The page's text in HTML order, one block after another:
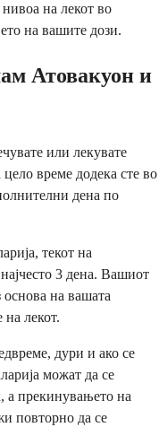
на лекот во
на вашите дози.
Атовакуон и
или лекувате
цело време додека сте во
дена по
текот на
3 дена. Вашиот
основа на вашата
на лекот.
дури и ако се
можат да се
а прекинувањето на
повторно да се